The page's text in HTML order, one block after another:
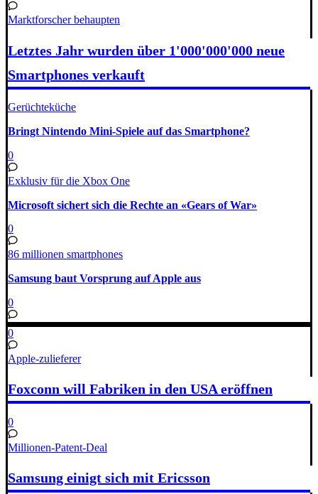
Marktforscher behaupten
Letztes Jahr wurden über 1'000'000'000 neue
Smartphones verkauft
Gerüchteküche
Bringt Nintendo Mini-Spiele auf das Smartphone?
0
Exklusiv für die Xbox One
Microsoft sichert sich die Rechte an «Gears of War»
0
86 millionen smartphones
Samsung baut Vorsprung auf Apple aus
0
0
Apple-zulieferer
Foxconn will Fabriken in den USA eröffnen
0
Millionen-Patent-Deal
Samsung einigt sich mit Ericsson